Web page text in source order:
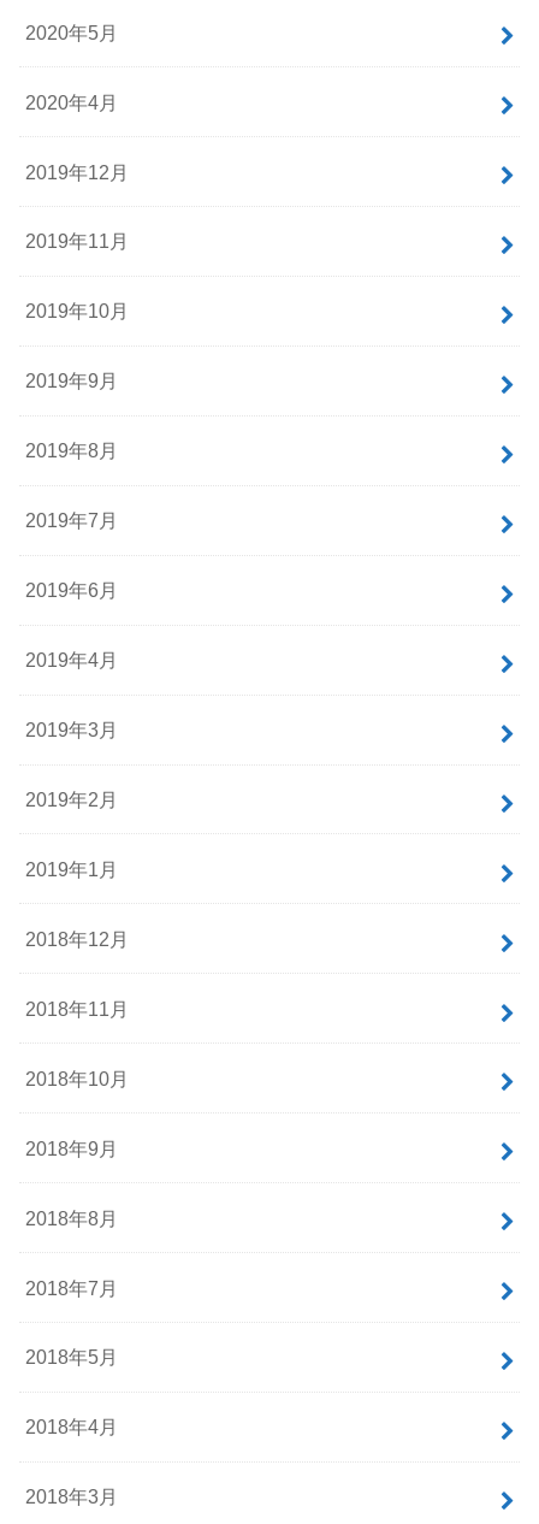
2020年5月
2020年4月
2019年12月
2019年11月
2019年10月
2019年9月
2019年8月
2019年7月
2019年6月
2019年4月
2019年3月
2019年2月
2019年1月
2018年12月
2018年11月
2018年10月
2018年9月
2018年8月
2018年7月
2018年5月
2018年4月
2018年3月